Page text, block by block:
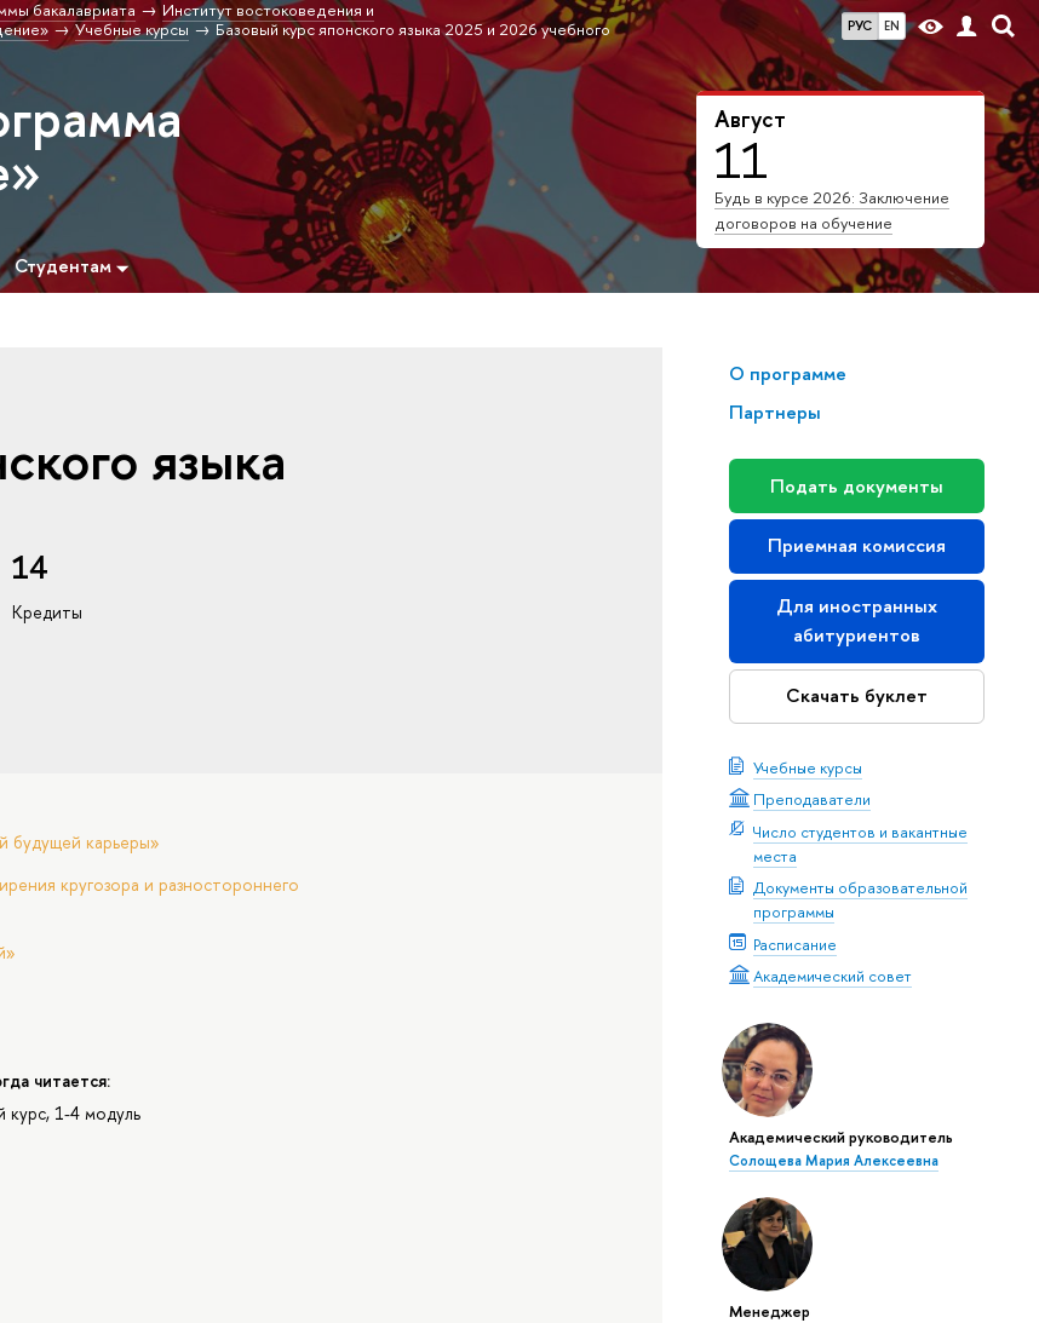
РУС EN
бакалавриата
Институт востоковедения и
Учебные курсы
Базовый курс японского языка 2025 и 2026 учебного
Август
11
Будь в курсе 2026: Заключение
договоров на обучение
Студентам
О программе
Партнеры
Подать документы
Приемная комиссия
Для иностранных
абитуриентов
Скачать буклет
Учебные курсы
Преподаватели
Число студентов и вакантные
места
Документы образовательной
программы
Расписание
Академический совет
Академический руководитель
Солощева Мария Алексеевна
Менеджер
языка
14
Кредиты
будущей карьеры»
кругозора и разностороннего
читается:
курс, 1-4 модуль